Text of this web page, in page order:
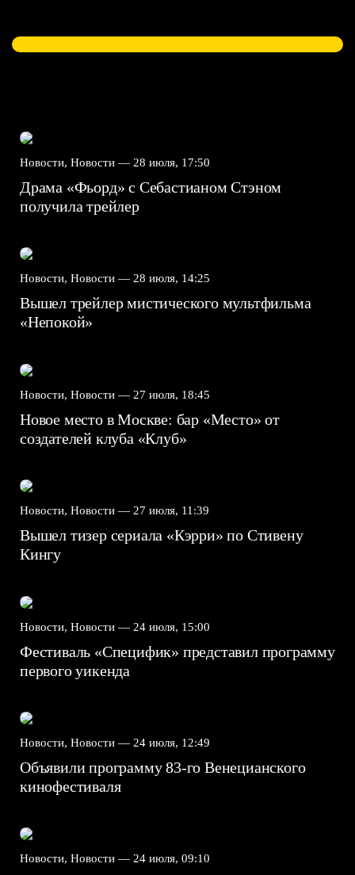
Новости, Новости — 28 июля, 17:50
Драма «Фьорд» с Себастианом Стэном
получила трейлер
Новости, Новости — 28 июля, 14:25
Вышел трейлер мистического мультфильма
«Непокой»
Новости, Новости — 27 июля, 18:45
Новое место в Москве: бар «Место» от
создателей клуба «Клуб»
Новости, Новости — 27 июля, 11:39
Вышел тизер сериала «Кэрри» по Стивену
Кингу
Новости, Новости — 24 июля, 15:00
Фестиваль «Специфик» представил программу
первого уикенда
Новости, Новости — 24 июля, 12:49
Объявили программу 83-го Венецианского
кинофестиваля
Новости, Новости — 24 июля, 09:10